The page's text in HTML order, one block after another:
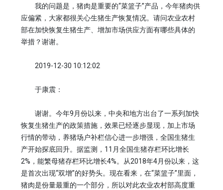
我的问题是，猪肉是重要的“菜篮子”产品，今年猪肉供
应偏紧，大家都很关心生猪生产恢复情况。请问农业农村
部在加快恢复生猪生产、增加市场供应方面有哪些具体的
举措？谢谢。
2019-12-30 10:12:02
于康震：
谢谢。今年9月份以来，中央和地方出台了一系列加快
恢复生猪生产的政策措施，效果已经逐步显现，加上市场
行情的带动，养猪场户补栏信心进一步增强，全国生猪生
产开始探底回升。据监测，11月全国生猪存栏环比增长
2%，能繁母猪存栏环比增长4%。从2018年4月份以来，这
是首次出现“双增”的好势头。现在看来，在“菜篮子”里面，
猪肉是份量最重的一个部分，所以对此农业农村部高度重